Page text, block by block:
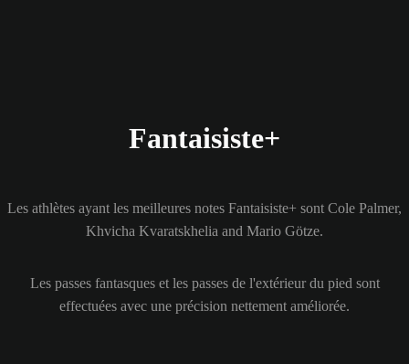
Fantaisiste+
Les athlètes ayant les meilleures notes Fantaisiste+ sont Cole Palmer,
Khvicha Kvaratskhelia and Mario Götze.
Les passes fantasques et les passes de l'extérieur du pied sont
effectuées avec une précision nettement améliorée.